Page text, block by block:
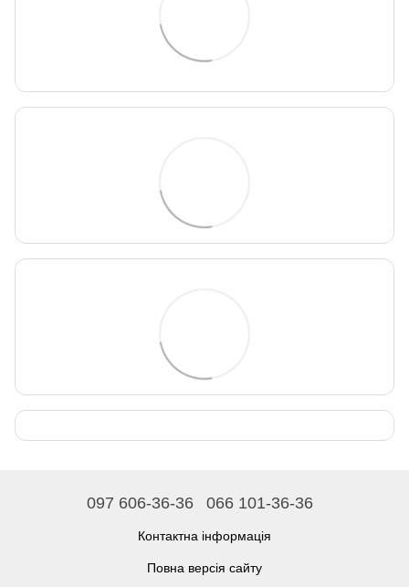
097 606-36-36 066 101-36-36
Контактна інформація
Повна версія сайту